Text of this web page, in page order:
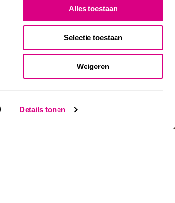
Details tonen
Alles toestaan
Selectie toestaan
Weigeren